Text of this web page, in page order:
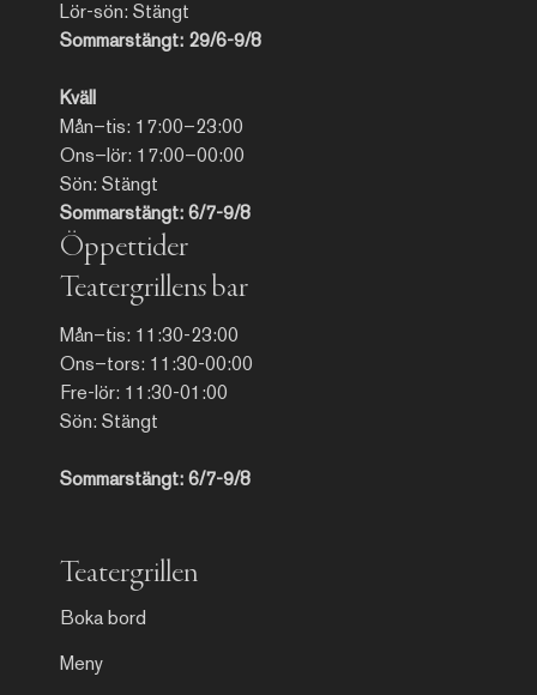
Lör-sön: Stängt
Sommarstängt: 29/6-9/8
Kväll
Mån–tis: 17:00–23:00
Ons–lör: 17:00–00:00
Sön: Stängt
Sommarstängt: 6/7-9/8
Öppettider
Teatergrillens bar
Mån–tis: 11:30-23:00
Ons–tors: 11:30-00:00
Fre-lör: 11:30-01:00
Sön: Stängt
Sommarstängt: 6/7-9/8
Teatergrillen
Boka bord
Meny